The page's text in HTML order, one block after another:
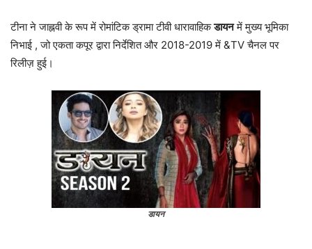
टीना ने जाह्नवी के रूप में रोमांटिक ड्रामा टीवी धारावाहिकडायनमें मुख्य भूमिका
निभाई , जो एकता कपूर द्वारा निर्देशित और 2018-2019 में &TV चैनल पर
रिलीज़ हुई।
डायन